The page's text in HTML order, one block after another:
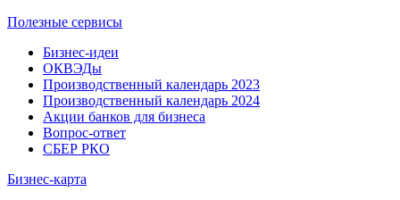
Полезные сервисы
Бизнес-идеи
ОКВЭДы
Производственный календарь 2023
Производственный календарь 2024
Акции банков для бизнеса
Вопрос-ответ
СБЕР РКО
Бизнес-карта